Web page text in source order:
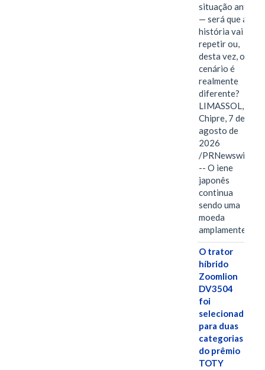
situação antes
— será que a
história vai se
repetir ou,
desta vez, o
cenário é
realmente
diferente?
LIMASSOL,
Chipre, 7 de
agosto de
2026
/PRNewswire/
-- O iene
japonês
continua
sendo uma
moeda
amplamente…
O trator
híbrido
Zoomlion
DV3504
foi
selecionado
para duas
categorias
do prêmio
TOTY